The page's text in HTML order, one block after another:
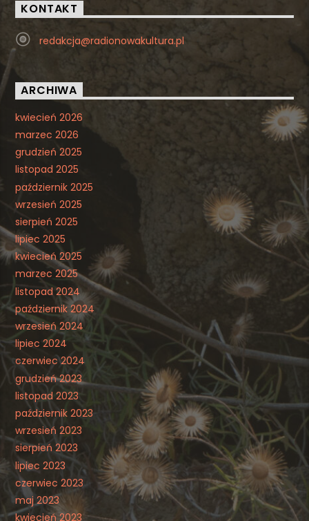
KONTAKT
redakcja@radionowakultura.pl
ARCHIWA
kwiecień 2026
marzec 2026
grudzień 2025
listopad 2025
październik 2025
wrzesień 2025
sierpień 2025
lipiec 2025
kwiecień 2025
marzec 2025
listopad 2024
październik 2024
wrzesień 2024
lipiec 2024
czerwiec 2024
grudzień 2023
listopad 2023
październik 2023
wrzesień 2023
sierpień 2023
lipiec 2023
czerwiec 2023
maj 2023
kwiecień 2023